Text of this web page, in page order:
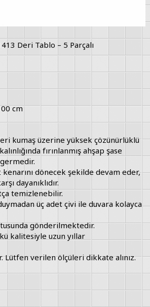
Deri Tablo – 5 Parçalı
cm
kumaş üzerine yüksek çözünürlüklü
fırınlanmış ahşap şase
dönecek şekilde devam eder,
dayanıklıdır.
temizlenebilir.
üç adet çivi ile duvara kolayca
gönderilmektedir.
kalitesiyle uzun yıllar
Lütfen verilen ölçüleri dikkate alınız.